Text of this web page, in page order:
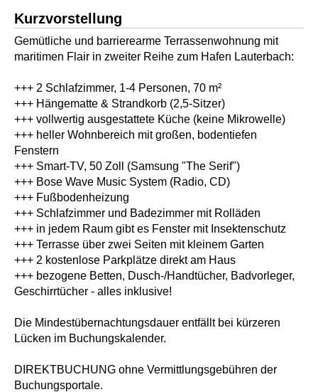
Kurzvorstellung
Gemütliche und barrierearme Terrassenwohnung mit
maritimen Flair in zweiter Reihe zum Hafen Lauterbach:
+++ 2 Schlafzimmer, 1-4 Personen, 70 m²
+++ Hängematte & Strandkorb (2,5-Sitzer)
+++ vollwertig ausgestattete Küche (keine Mikrowelle)
+++ heller Wohnbereich mit großen, bodentiefen
Fenstern
+++ Smart-TV, 50 Zoll (Samsung "The Serif")
+++ Bose Wave Music System (Radio, CD)
+++ Fußbodenheizung
+++ Schlafzimmer und Badezimmer mit Rolläden
+++ in jedem Raum gibt es Fenster mit Insektenschutz
+++ Terrasse über zwei Seiten mit kleinem Garten
+++ 2 kostenlose Parkplätze direkt am Haus
+++ bezogene Betten, Dusch-/Handtücher, Badvorleger,
Geschirrtücher - alles inklusive!
Die Mindestübernachtungsdauer entfällt bei kürzeren
Lücken im Buchungskalender.
DIREKTBUCHUNG ohne Vermittlungsgebühren der
Buchungsportale.